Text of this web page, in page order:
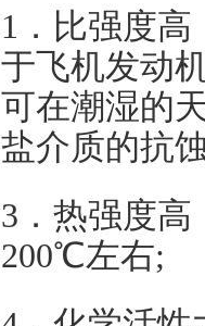
1．比强度高
于飞机发动
可在潮湿的
盐介质的抗
3．热强度
200℃左右;